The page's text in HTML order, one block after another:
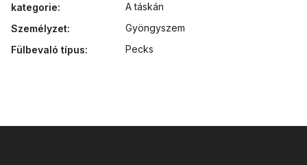
kategorie:
A táskán
Személyzet:
Gyöngyszem
Fülbevaló típus: Pecks